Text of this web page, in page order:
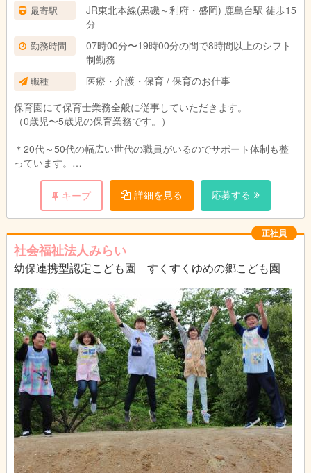
最寄駅
JR東北本線(黒磯～利府・盛岡) 鹿島台駅 徒歩15
分
勤務時間
07時00分〜19時00分の間で8時間以上のシフト
制勤務
職種
医療・介護・保育 / 保育のお仕事
保育園にて保育士業務全般に従事していただきます。
（0歳児〜5歳児の保育業務です。）
＊20代～50代の幅広い世代の職員がいるのでサポート体制も整
っています。
＊保育園運営に全員で参加し、成長できる仕組みづくりを行なっ
ています。
＊残業少なめ、持ち帰りの仕事なし！
＊見学は随時受け付けております。まずは、 お気軽に園の雰囲
気を見に来てみませんか。
キープ 詳細を見る 応募する
正社員
社会福祉法人みらい
幼保連携型認定こども園 すくすくゆめの郷こども園